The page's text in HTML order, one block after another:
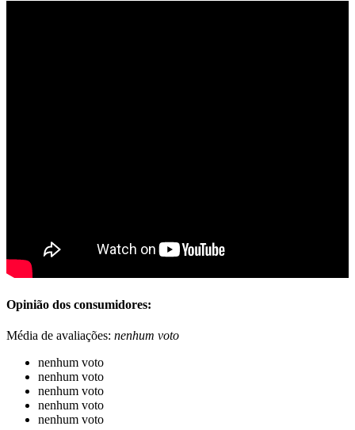
Opinião dos consumidores:
Média de avaliações: nenhum voto
nenhum voto
nenhum voto
nenhum voto
nenhum voto
nenhum voto